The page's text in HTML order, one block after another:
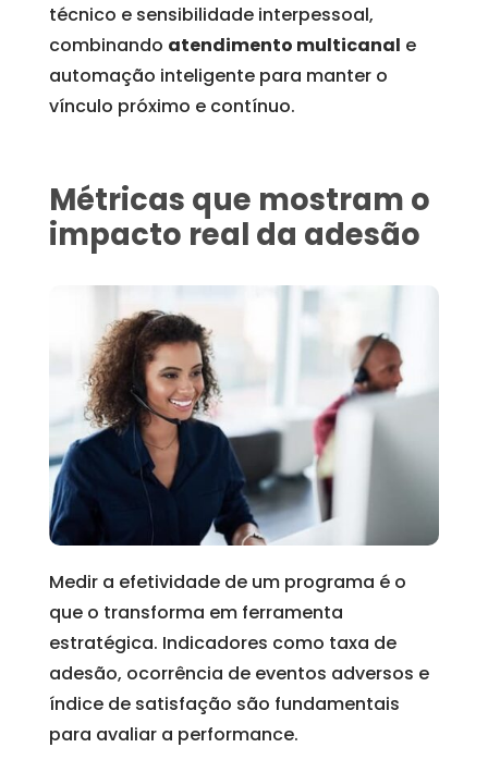
técnico e sensibilidade interpessoal,
combinando atendimento multicanal e
automação inteligente para manter o
vínculo próximo e contínuo.
Métricas que mostram o
impacto real da adesão
Medir a efetividade de um programa é o
que o transforma em ferramenta
estratégica. Indicadores como taxa de
adesão, ocorrência de eventos adversos e
índice de satisfação são fundamentais
para avaliar a performance.